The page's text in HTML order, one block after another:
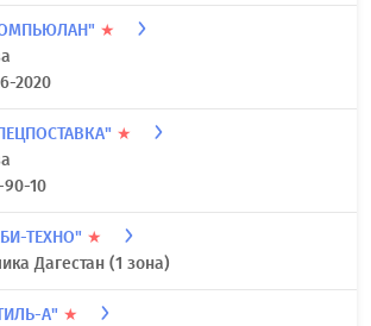
★
2020
★
10
ТЕХНО" ★
Дагестан (1 зона)
А" ★